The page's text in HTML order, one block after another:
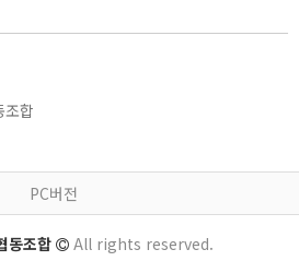
조합
PC버전
동조합 All rights reserved.